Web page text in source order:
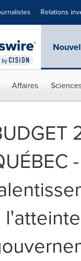
Relations
Affaires